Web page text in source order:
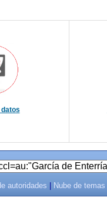
autoridades Nube de temas